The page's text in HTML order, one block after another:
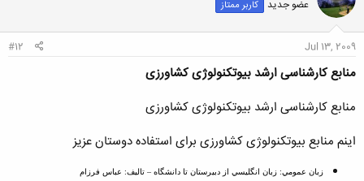
ه
ا
عضو جدید کاربر ممتاز
Jul 13, 2009
#12
منابع کارشناسی ارشد بیوتکنولوژی کشاورزی
منابع کارشناسی ارشد بیوتکنولوژی کشاورزی
اینم منابع بیوتکنولوژی کشاورزی برای استفاده دوستان عزیز
زبان عمومي: زبان انگليسي از دبيرستان تا دانشگاه – تاليف: عباس فرزام